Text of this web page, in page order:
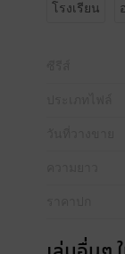
โรงเรียน